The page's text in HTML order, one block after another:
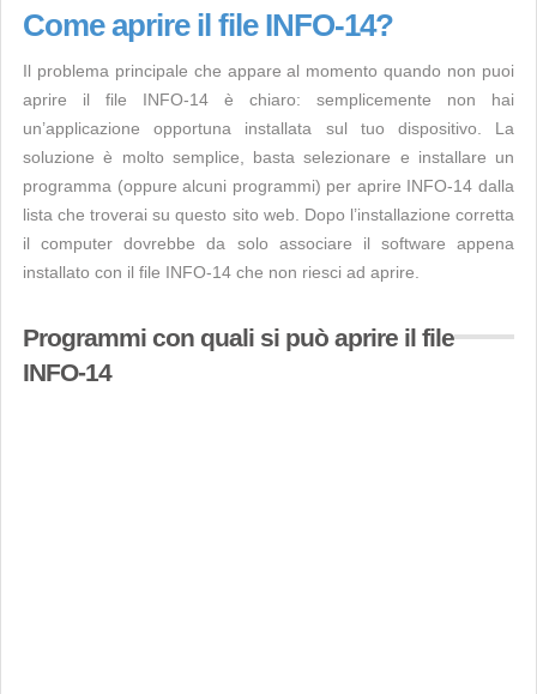
Come aprire il file INFO-14?
Il problema principale che appare al momento quando non puoi
aprire il file INFO-14 è chiaro: semplicemente non hai
un’applicazione opportuna installata sul tuo dispositivo. La
soluzione è molto semplice, basta selezionare e installare un
programma (oppure alcuni programmi) per aprire INFO-14 dalla
lista che troverai su questo sito web. Dopo l’installazione corretta
il computer dovrebbe da solo associare il software appena
installato con il file INFO-14 che non riesci ad aprire.
Programmi con quali si può aprire il file
INFO-14